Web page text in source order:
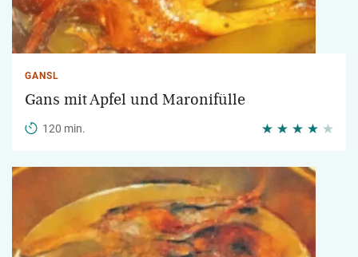
GANSL
Gans mit Apfel und Maronifülle
120 min.